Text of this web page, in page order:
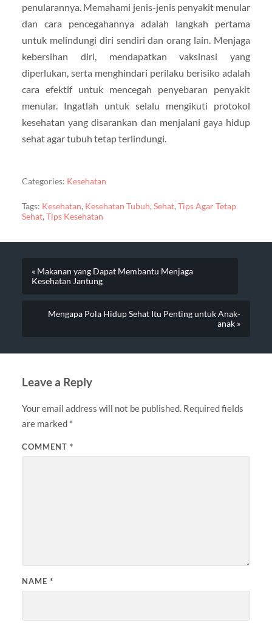
penularannya. Memahami jenis-jenis penyakit menular
dan cara pencegahannya adalah langkah pertama
untuk melindungi diri sendiri dan orang lain. Menjaga
kebersihan diri, mendapatkan vaksinasi yang
diperlukan, serta menghindari perilaku berisiko adalah
cara efektif untuk mencegah penyebaran penyakit
menular. Ingatlah untuk selalu mengikuti protokol
kesehatan yang disarankan dan menjalani gaya hidup
sehat agar tubuh tetap terlindungi.
Categories: Kesehatan
Tags: Kesehatan, Kesehatan Tubuh, Sehat, Tips Agar Tetap
Sehat, Tips Kesehatan
« Makanan yang Dapat Membantu Menjaga
Kesehatan Jantung
Mengapa Pola Hidup Sehat Itu Penting untuk Anak-
anak »
Leave a Reply
Your email address will not be published. Required fields
are marked *
COMMENT *
NAME *